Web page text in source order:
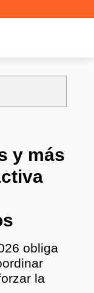
y más
obliga
la